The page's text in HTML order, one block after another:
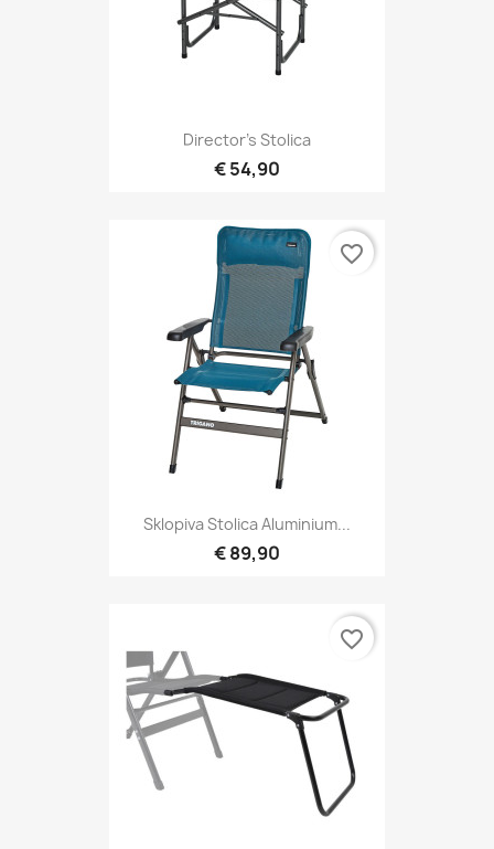
Director's Stolica
€ 54,90
Sklopiva Stolica Aluminium...
€ 89,90
favorite_border
favorite_border